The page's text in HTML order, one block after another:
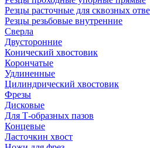
Резцы расточные для сквозных
Резцы резьбовые внутренние
Сверла
Двусторонние
Конический хвостовик
Корончатые
Удлиненные
Цилиндрический хвостовик
Фрезы
Дисковые
Для Т-образных пазов
Концевые
Ласточкин хвост